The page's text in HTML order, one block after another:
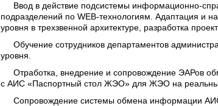
Ввод в действие подсистемы информационно-
подразделений по WEB-технологиям. Адаптация и
уровня в трехзвенной архитектуре, разработка
Обучение сотрудников департаментов
уровня.
Отработка, внедрение и сопровождение ЭАРов
с АИС «Паспортный стол ЖЭО» для ЖЭО на
Сопровождение системы обмена информации